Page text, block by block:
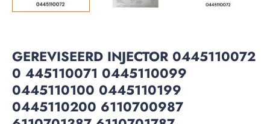
GEREVISEERD INJECTOR 0445110072
0 445110071 0445110099
0445110100 0445110199
0445110200 6110700987